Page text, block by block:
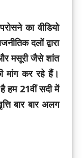
का वीडियो
दलों द्वारा
मसूरी जैसे शांत
मांग कर रहे हैं।
हम 21वीं सदी में
बार बार अलग